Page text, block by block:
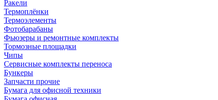
Ракели
Термоплёнки
Термоэлементы
Фотобарабаны
Фьюзеры и ремонтные комплекты
Тормозные площадки
Чипы
Сервисные комплекты переноса
Бункеры
Запчасти прочие
Бумага для офисной техники